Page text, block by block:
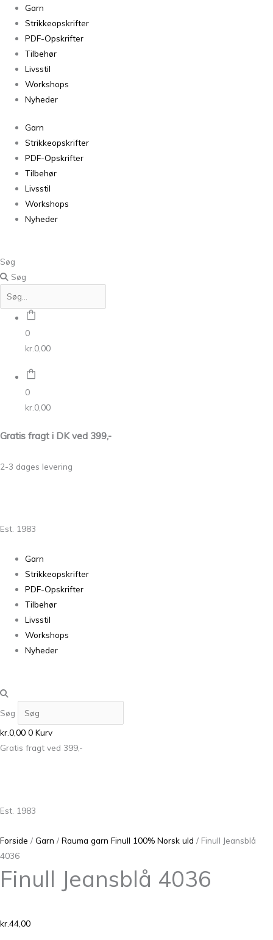
Garn
Strikkeopskrifter
PDF-Opskrifter
Tilbehør
Livsstil
Workshops
Nyheder
Garn
Strikkeopskrifter
PDF-Opskrifter
Tilbehør
Livsstil
Workshops
Nyheder
Søg
Søg
0
kr. 0,00
0
kr. 0,00
Gratis fragt i DK ved 399,-
2-3 dages levering
Est. 1983
Garn
Strikkeopskrifter
PDF-Opskrifter
Tilbehør
Livsstil
Workshops
Nyheder
Søg
kr.0,00 0 Kurv
Gratis fragt ved 399,-
Est. 1983
Forside / Garn / Rauma garn Finull 100% Norsk uld / Finull Jeansblå
4036
Finull Jeansblå 4036
kr.44,00
Finull
Jeansblå
4036
antal